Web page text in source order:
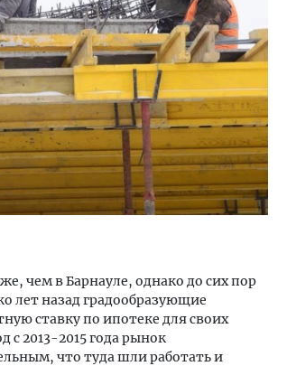
чем в Барнауле, однако до сих пор
лет назад градообразующие
ставку по ипотеке для своих
с 2013-2015 года рынок
что туда шли работать и
с
Смелость архитектурных
Генеральный директор
ЗИАС — об эстетике
трендах в фасадах и
СТРОИТЕЛЬСТВО